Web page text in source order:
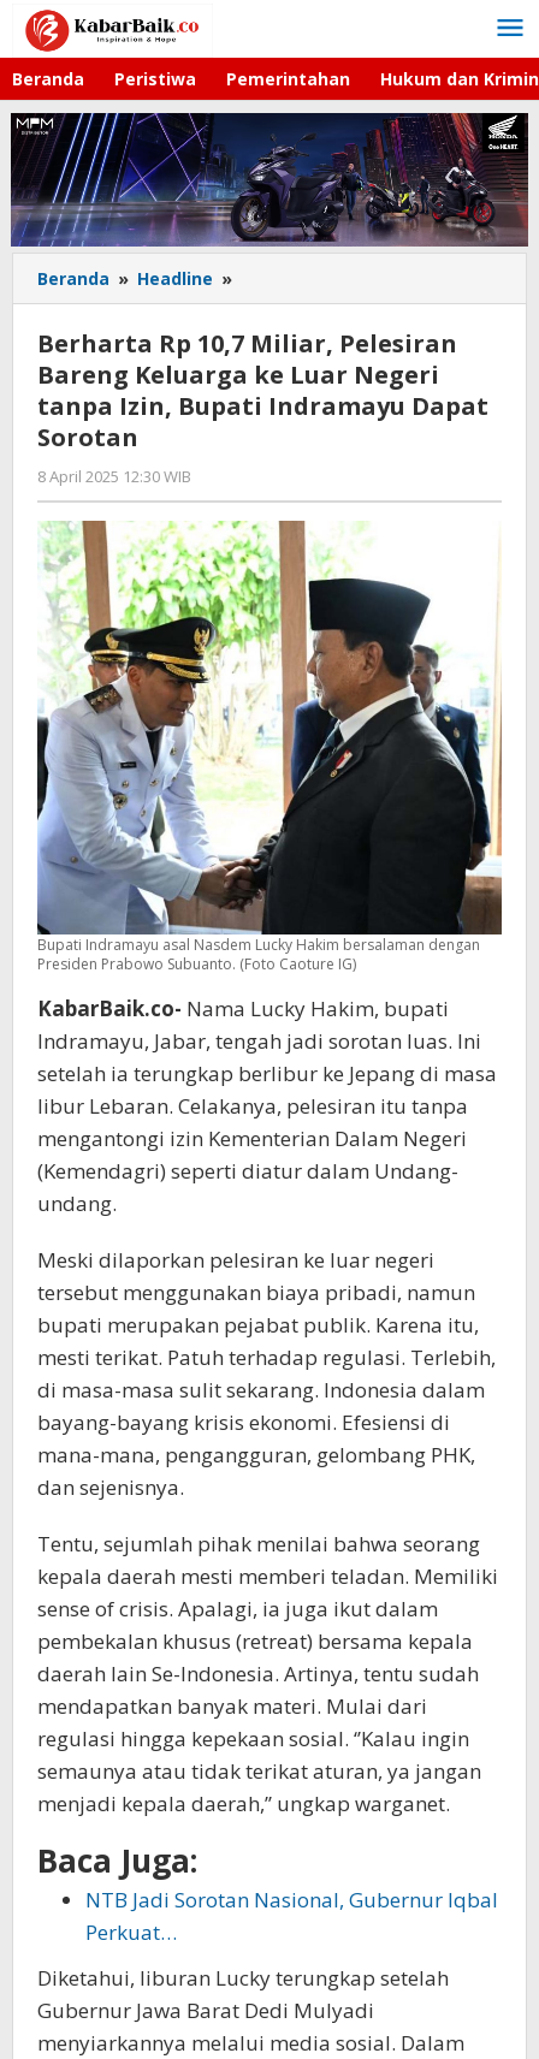
Lewati
konten
Beranda Peristiwa Pemerintahan Hukum dan
Beranda » Headline »
Rp
Miliar,
Pelesiran
Bareng
Negeri
tanpa
Izin,
Bupati
Indramayu
Dapat
Sorotan
Berharta Rp 10,7 Miliar, Pelesiran
Bareng Keluarga ke Luar Negeri
tanpa Izin, Bupati Indramayu Dapat
Sorotan
8 April 2025 12:30 WIB
Hardy
Bupati Indramayu asal Nasdem Lucky Hakim bersalaman dengan
Presiden Prabowo Subuanto. (Foto Caoture IG)
KabarBaik.co- Nama Lucky Hakim, bupati
Indramayu, Jabar, tengah jadi sorotan luas. Ini
setelah ia terungkap berlibur ke Jepang di masa
libur Lebaran. Celakanya, pelesiran itu tanpa
mengantongi izin Kementerian Dalam Negeri
(Kemendagri) seperti diatur dalam Undang-
undang.
Meski dilaporkan pelesiran ke luar negeri
tersebut menggunakan biaya pribadi, namun
bupati merupakan pejabat publik. Karena itu,
mesti terikat. Patuh terhadap regulasi. Terlebih,
di masa-masa sulit sekarang. Indonesia dalam
bayang-bayang krisis ekonomi. Efesiensi di
mana-mana, pengangguran, gelombang PHK,
dan sejenisnya.
Tentu, sejumlah pihak menilai bahwa seorang
kepala daerah mesti memberi teladan. Memiliki
sense of crisis. Apalagi, ia juga ikut dalam
pembekalan khusus (retreat) bersama kepala
daerah lain Se-Indonesia. Artinya, tentu sudah
mendapatkan banyak materi. Mulai dari
regulasi hingga kepekaan sosial. ‘’Kalau ingin
semaunya atau tidak terikat aturan, ya jangan
menjadi kepala daerah,’’ ungkap warganet.
Baca Juga:
NTB Jadi Sorotan Nasional, Gubernur Iqbal
Perkuat…
Diketahui, liburan Lucky terungkap setelah
Gubernur Jawa Barat Dedi Mulyadi
menyiarkannya melalui media sosial. Dalam